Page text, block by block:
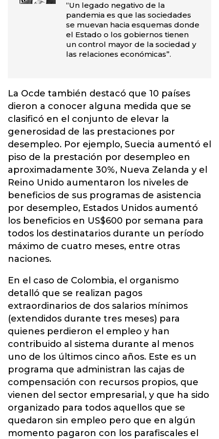
“Un legado negativo de la
pandemia es que las sociedades
se muevan hacia esquemas donde
el Estado o los gobiernos tienen
un control mayor de la sociedad y
las relaciones económicas”.
La Ocde también destacó que 10 países
dieron a conocer alguna medida que se
clasificó en el conjunto de elevar la
generosidad de las prestaciones por
desempleo. Por ejemplo, Suecia aumentó el
piso de la prestación por desempleo en
aproximadamente 30%, Nueva Zelanda y el
Reino Unido aumentaron los niveles de
beneficios de sus programas de asistencia
por desempleo, Estados Unidos aumentó
los beneficios en US$600 por semana para
todos los destinatarios durante un período
máximo de cuatro meses, entre otras
naciones.
En el caso de Colombia, el organismo
detalló que se realizan pagos
extraordinarios de dos salarios mínimos
(extendidos durante tres meses) para
quienes perdieron el empleo y han
contribuido al sistema durante al menos
uno de los últimos cinco años. Este es un
programa que administran las cajas de
compensación con recursos propios, que
vienen del sector empresarial, y que ha sido
organizado para todos aquellos que se
quedaron sin empleo pero que en algún
momento pagaron con los parafiscales el